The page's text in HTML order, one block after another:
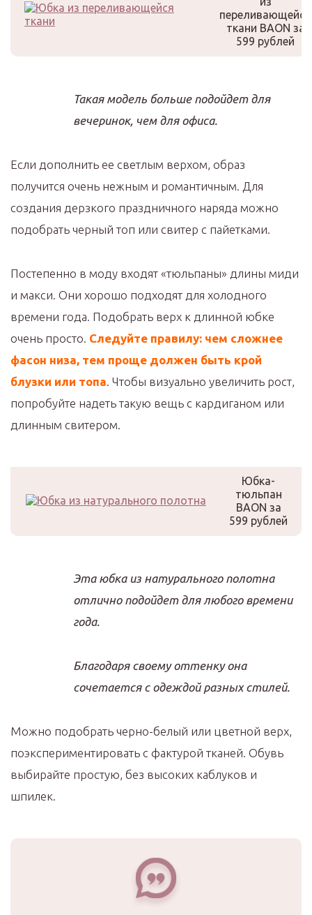
переливающейся
ткани BAON за
599 рублей
Такая модель больше подойдет для
вечеринок, чем для офиса.
Если дополнить ее светлым верхом, образ
получится очень нежным и романтичным. Для
создания дерзкого праздничного наряда можно
подобрать черный топ или свитер с пайетками.
Постепенно в моду входят «тюльпаны» длины миди
и макси. Они хорошо подходят для холодного
времени года. Подобрать верх к длинной юбке
очень просто. Следуйте правилу: чем сложнее
фасон низа, тем проще должен быть крой
блузки или топа . Чтобы визуально увеличить рост,
попробуйте надеть такую вещь с кардиганом или
длинным свитером.
Юбка-
тюльпан
BAON за
599 рублей
Эта юбка из натурального полотна
отлично подойдет для любого времени
года.
Благодаря своему оттенку она
сочетается с одеждой разных стилей.
Можно подобрать черно-белый или цветной верх,
поэкспериментировать с фактурой тканей. Обувь
выбирайте простую, без высоких каблуков и
шпилек.